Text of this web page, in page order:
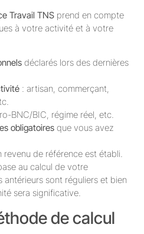
Travail TNS prend en compte
à votre activité et à votre
déclarés lors des dernières
: artisan, commerçant,
BNC/BIC, régime réel, etc.
obligatoires que vous avez
de référence est établi.
au calcul de votre
antérieurs sont réguliers et bien
sera significative.
de calcul